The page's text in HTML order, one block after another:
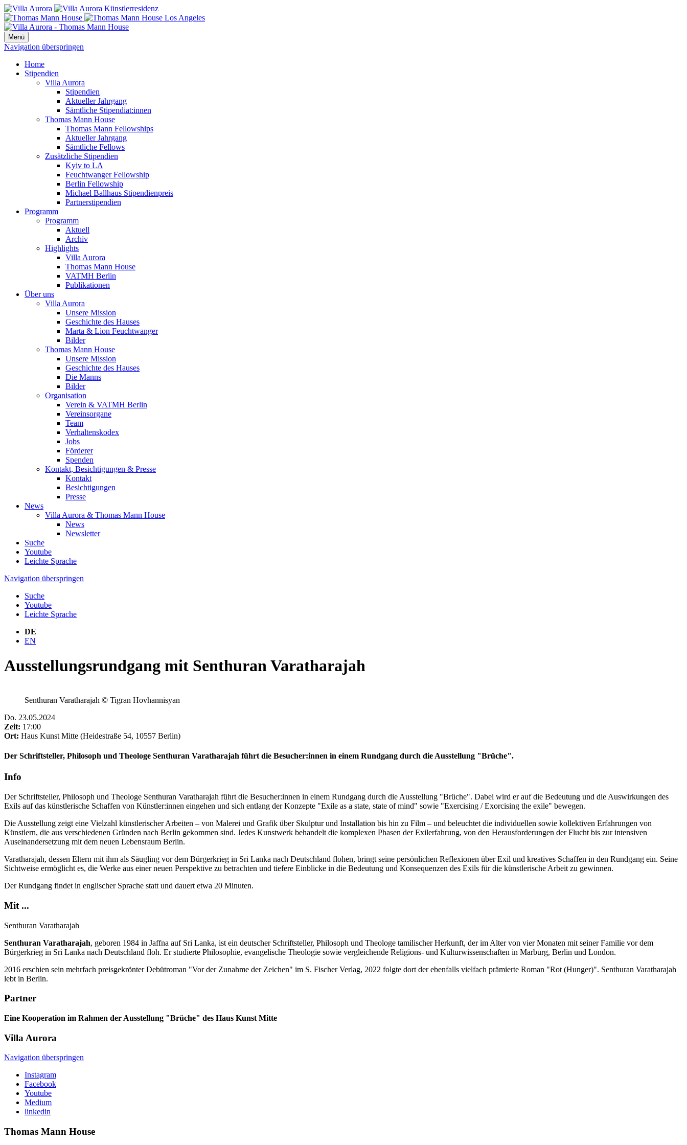
Menü
Navigation überspringen
Home
Stipendien
Villa Aurora
Stipendien
Aktueller Jahrgang
Sämtliche Stipendiat:innen
Thomas Mann House
Thomas Mann Fellowships
Aktueller Jahrgang
Sämtliche Fellows
Zusätzliche Stipendien
Kyiv to LA
Feuchtwanger Fellowship
Berlin Fellowship
Michael Ballhaus Stipendienpreis
Partnerstipendien
Programm
Programm
Aktuell
Archiv
Highlights
Villa Aurora
Thomas Mann House
VATMH Berlin
Publikationen
Über uns
Villa Aurora
Unsere Mission
Geschichte des Hauses
Marta & Lion Feuchtwanger
Bilder
Thomas Mann House
Unsere Mission
Geschichte des Hauses
Die Manns
Bilder
Organisation
Verein & VATMH Berlin
Vereinsorgane
Team
Verhaltenskodex
Jobs
Förderer
Spenden
Kontakt, Besichtigungen & Presse
Kontakt
Besichtigungen
Presse
News
Villa Aurora & Thomas Mann House
News
Newsletter
Suche
Youtube
Leichte Sprache
Navigation überspringen
Suche
Youtube
Leichte Sprache
DE
EN
Ausstellungsrundgang mit Senthuran Varatharajah
Senthuran Varatharajah © Tigran Hovhannisyan
Do. 23.05.2024
Zeit: 17:00
Ort: Haus Kunst Mitte (Heidestraße 54, 10557 Berlin)
Der Schriftsteller, Philosoph und Theologe Senthuran Varatharajah führt die Besucher:innen in einem Rundgang durch die Ausstellung "Brüche".
Info
Der Schriftsteller, Philosoph und Theologe Senthuran Varatharajah führt die Besucher:innen in einem Rundgang durch die Ausstellung "Brüche". Dabei wird er auf die Bedeutung und die Auswirkungen des
Exils auf das künstlerische Schaffen von Künstler:innen eingehen und sich entlang der Konzepte "Exile as a state, state of mind" sowie "Exercising / Exorcising the exile" bewegen.
Die Ausstellung zeigt eine Vielzahl künstlerischer Arbeiten – von Malerei und Grafik über Skulptur und Installation bis hin zu Film – und beleuchtet die individuellen sowie kollektiven Erfahrungen von
Künstlern, die aus verschiedenen Gründen nach Berlin gekommen sind. Jedes Kunstwerk behandelt die komplexen Phasen der Exilerfahrung, von den Herausforderungen der Flucht bis zur intensiven
Auseinandersetzung mit dem neuen Lebensraum Berlin.
Varatharajah, dessen Eltern mit ihm als Säugling vor dem Bürgerkrieg in Sri Lanka nach Deutschland flohen, bringt seine persönlichen Reflexionen über Exil und kreatives Schaffen in den Rundgang ein. Seine
Sichtweise ermöglicht es, die Werke aus einer neuen Perspektive zu betrachten und tiefere Einblicke in die Bedeutung und Konsequenzen des Exils für die künstlerische Arbeit zu gewinnen.
Der Rundgang findet in englischer Sprache statt und dauert etwa 20 Minuten.
Mit ...
Senthuran Varatharajah
Senthuran Varatharajah, geboren 1984 in Jaffna auf Sri Lanka, ist ein deutscher Schriftsteller, Philosoph und Theologe tamilischer Herkunft, der im Alter von vier Monaten mit seiner Familie vor dem
Bürgerkrieg in Sri Lanka nach Deutschland floh. Er studierte Philosophie, evangelische Theologie sowie vergleichende Religions- und Kulturwissenschaften in Marburg, Berlin und London.
2016 erschien sein mehrfach preisgekrönter Debütroman "Vor der Zunahme der Zeichen" im S. Fischer Verlag, 2022 folgte dort der ebenfalls vielfach prämierte Roman "Rot (Hunger)". Senthuran Varatharajah
lebt in Berlin.
Partner
Eine Kooperation im Rahmen der Ausstellung "Brüche" des Haus Kunst Mitte
Villa Aurora
Navigation überspringen
Instagram
Facebook
Youtube
Medium
linkedin
Thomas Mann House